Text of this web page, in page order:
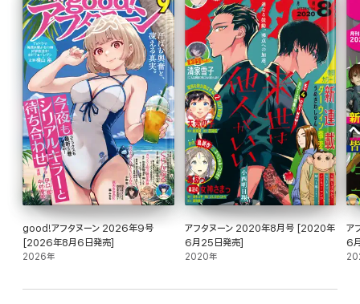
good!アフタヌーン 2026年9号
[2026年8月6日発売]
2026年
アフタヌーン 2020年8月号 [2020年
6月25日発売]
2020年
ア
6